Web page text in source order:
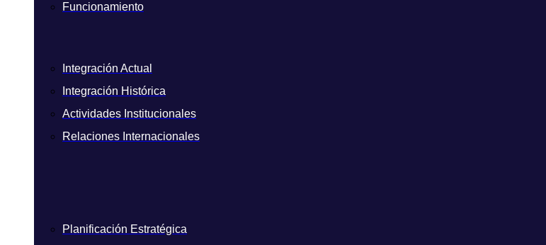
Funcionamiento
Integración Actual
Integración Histórica
Actividades Institucionales
Relaciones Internacionales
Planificación Estratégica